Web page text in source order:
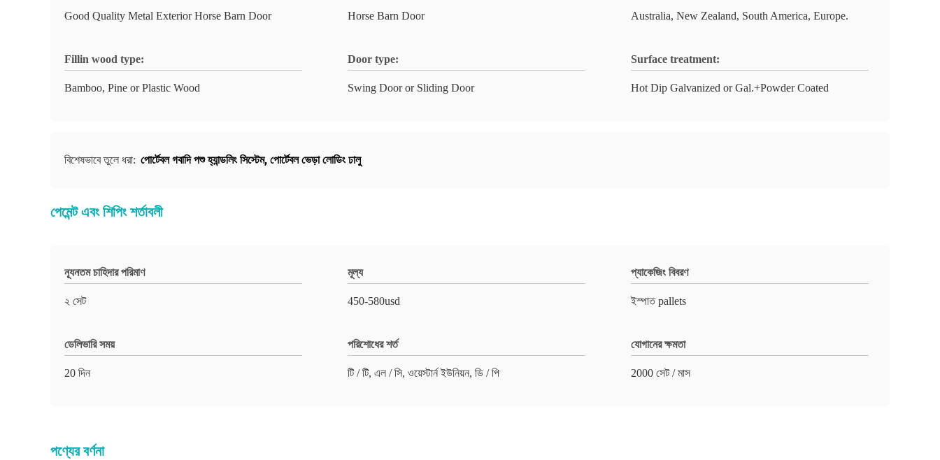
Good Quality Metal Exterior Horse Barn Door Horse Barn Door Australia, New Zealand, South America, Europe.
Fillin wood type:
Bamboo, Pine or Plastic Wood
Door type:
Swing Door or Sliding Door
Surface treatment:
Hot Dip Galvanized or Gal.+Powder Coated
বিশেষভাবে তুলে ধরা: পোর্টেবল গবাদি পশু হ্যান্ডলিং সিস্টেম, পোর্টেবল ভেড়া লোডিং ঢালু
পেমেন্ট এবং শিপিং শর্তাবলী
ন্যূনতম চাহিদার পরিমাণ
২ সেট
মূল্য
450-580usd
প্যাকেজিং বিবরণ
ইস্পাত pallets
ডেলিভারি সময়
20 দিন
পরিশোধের শর্ত
টি / টি, এল / সি, ওয়েস্টার্ন ইউনিয়ন, ডি / পি
যোগানের ক্ষমতা
2000 সেট / মাস
পণ্যের বর্ণনা